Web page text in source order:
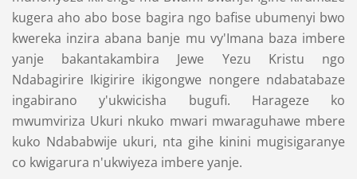
kugera aho abo bose bagira ngo bafise ubumenyi bwo
kwereka inzira abana banje mu vy'Imana baza imbere
yanje bakantakambira Jewe Yezu Kristu ngo
Ndabagirire Ikigirire ikigongwe nongere ndabatabaze
ingabirano y'ukwicisha bugufi. Harageze ko
mwumviriza Ukuri nkuko mwari mwaraguhawe mbere
kuko Ndababwije ukuri, nta gihe kinini mugisigaranye
co kwigarura n'ukwiyeza imbere yanje.